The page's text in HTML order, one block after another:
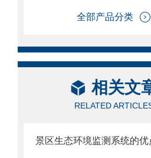
全部产品分类
相关文
RELATED
景区生态环境监测系统的优